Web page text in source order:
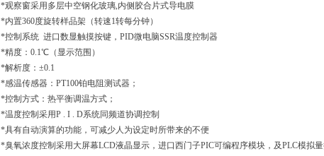
*观察窗采用多层中空钢化玻璃,内侧胶合片式导电膜
*内置360度旋转样品架（转速1转每分钟）
*控制系统 进口数显触摸按键，PID微电脑SSR温度控制器
*精度：0.1℃（显示范围）
*解析度：±0.1
*感温传感器：PT100铂电阻测试器；
*控制方式：热平衡调温方式；
*温度控制采用P . I . D系统同频道协调控制
*具有自动演算的功能，可减少人为设定时所带来的不便
*臭氧浓度控制采用大屏幕LCD液晶显示，进口西门子PIC可编程序模块，及PLC模拟量